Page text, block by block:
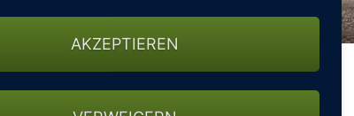
AKZEPTIEREN